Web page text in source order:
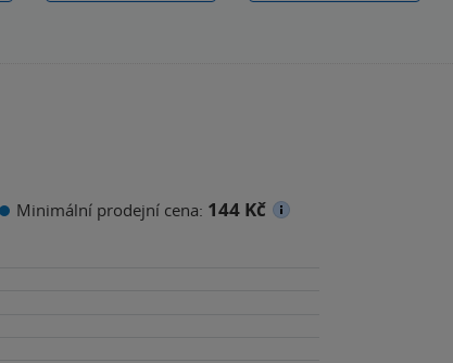
Minimální prodejní cena: 144 Kč